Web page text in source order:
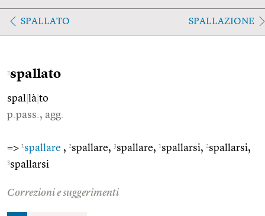
SPALLATO SPALLAZIONE
2spallato
spal là to
p.pass., agg.
=> 1spallare , 2spallare, 3spallare, 1spallarsi, 2spallarsi,
3spallarsi
Correzioni e suggerimenti